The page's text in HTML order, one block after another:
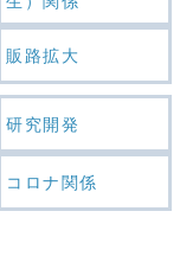
販路拡大
研究開発
コロナ関係